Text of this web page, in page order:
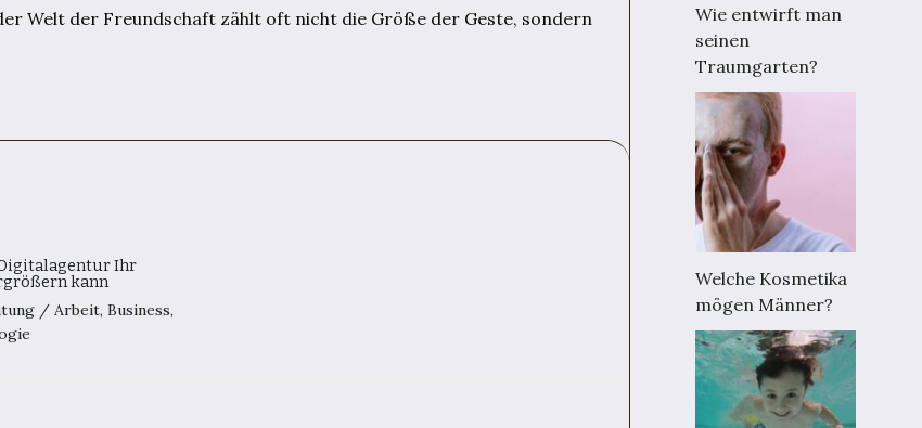
Welt der Freundschaft zählt oft nicht die Größe der Geste, sondern
Digitalagentur Ihr
kann
/Arbeit,Business,
Wie entwirft man
seinen
Traumgarten?
Welche Kosmetika
mögen Männer?